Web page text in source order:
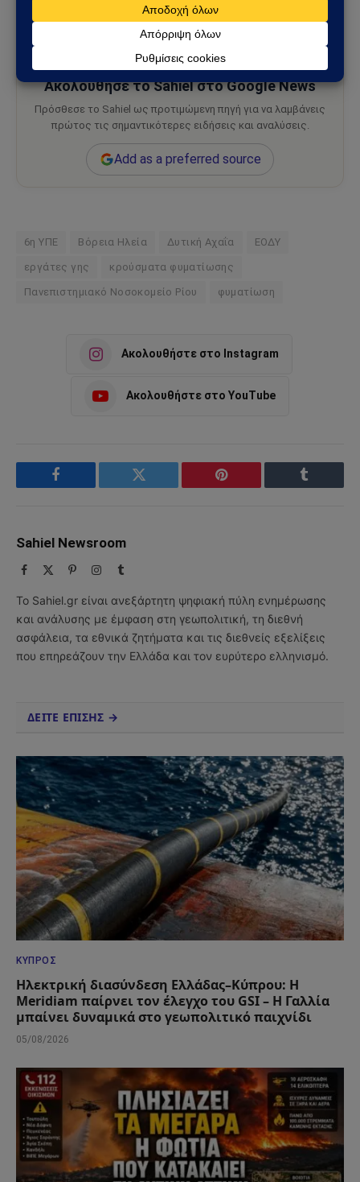
Ακολούθησε το Sahiel στο Google News
Πρόσθεσε το Sahiel ως προτιμώμενη πηγή για να λαμβάνεις
πρώτος τις σημαντικότερες ειδήσεις και αναλύσεις.
Add as a preferred source
6η ΥΠΕ Βόρεια Ηλεία Δυτική Αχαΐα ΕΟΔΥ
εργάτες γης κρούσματα φυματίωσης
Πανεπιστημιακό Νοσοκομείο Ρίου φυματίωση
Ακολουθήστε στο Instagram
Ακολουθήστε στο YouTube
Facebook Twitter Pinterest Tumblr
Sahiel Newsroom
Facebook PinterestInstagram
Tumblr
Το Sahiel.gr είναι ανεξάρτητη ψηφιακή πύλη ενημέρωσης
και ανάλυσης με έμφαση στη γεωπολιτική, τη διεθνή
ασφάλεια, τα εθνικά ζητήματα και τις διεθνείς εξελίξεις
που επηρεάζουν την Ελλάδα και τον ευρύτερο ελληνισμό.
ΔΕΙΤΕ ΕΠΙΣΗΣ →
ΚΎΠΡΟΣ
Ηλεκτρική διασύνδεση Ελλάδας–Κύπρου: Η
Meridiam παίρνει τον έλεγχο του GSI – Η Γαλλία
μπαίνει δυναμικά στο γεωπολιτικό παιχνίδι
05/08/2026